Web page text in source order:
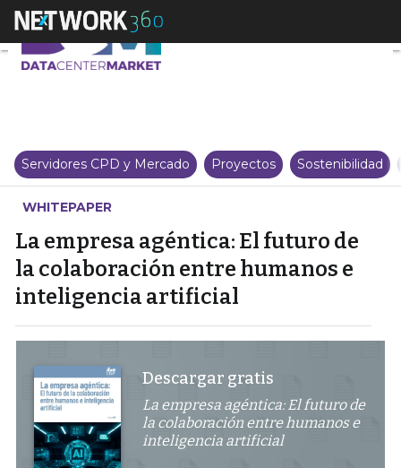
La empresa agéntica: El
Servidores CPD y Mercado Proyectos Sostenibilidad
WHITEPAPER
La empresa agéntica: El futuro de
la colaboración entre humanos e
inteligencia artificial
Descargar gratis
La empresa agéntica: El futuro de
la colaboración entre humanos e
inteligencia artificial